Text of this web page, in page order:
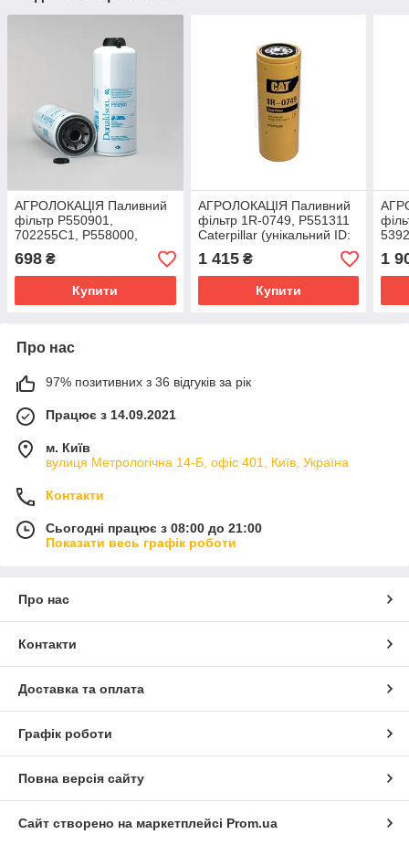
АГРОЛОКАЦІЯ Паливний
фільтр P550901,
702255C1, P558000,
P551000, 90-3941T1,
A184776, FS1212,
RE42050, 86991015
698 ₴
Купити
АГРОЛОКАЦІЯ Паливний
фільтр 1R-0749, P551311
Caterpillar (унікальний ID:
1R-0749, P551311)
1 415₴
Купити
1
Про нас
97% позитивних з 36 відгуків за рік
Працює з 14.09.2021
м. Київ
вулиця Метрологічна 14-Б, офіс 401, Київ, Україна
Контакти
Сьогодні працює з 08:00 до 21:00
Показати весь графік роботи
Про нас
Контакти
Доставка та оплата
Графік роботи
Повна версія сайту
Сайт створено на маркетплейсі Prom.ua